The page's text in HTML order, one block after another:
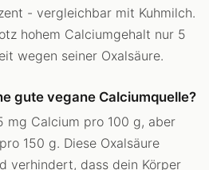
- vergleichbar mit Kuhmilch.
hohem Calciumgehalt nur 5
wegen seiner Oxalsäure.
gute vegane Calciumquelle?
mg Calcium pro 100 g, aber
150 g. Diese Oxalsäure
verhindert, dass dein Körper